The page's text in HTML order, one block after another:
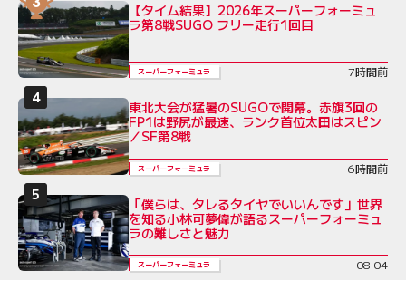
【タイム結果】2026年スーパーフォーミュ
ラ第8戦SUGO フリー走行1回目
スーパーフォーミュラ 7時間前
東北大会が猛暑のSUGOで開幕。赤旗3回の
FP1は野尻が最速、ランク首位太田はスピン
／SF第8戦
スーパーフォーミュラ 6時間前
「僕らは、タレるタイヤでいいんです」世界
を知る小林可夢偉が語るスーパーフォーミュ
ラの難しさと魅力
スーパーフォーミュラ 08-04